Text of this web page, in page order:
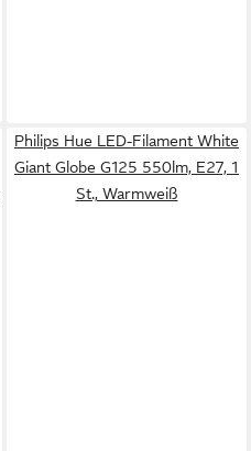
Philips Hue LED-Filament White
Giant Globe G125 550lm, E27, 1
St., Warmweiß